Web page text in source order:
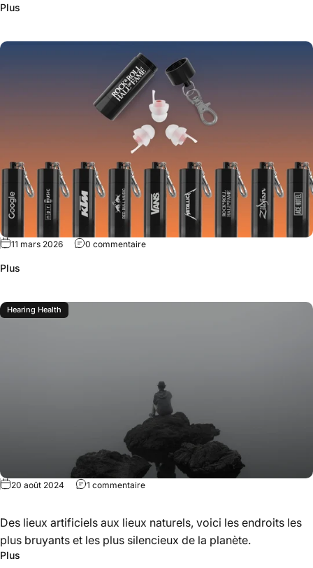
Plus
11 mars 2026 0 commentaire
Plus
Hearing Health
20 août 2024 1 commentaire
Des lieux artificiels aux lieux naturels, voici les endroits les
plus bruyants et les plus silencieux de la planète.
Plus